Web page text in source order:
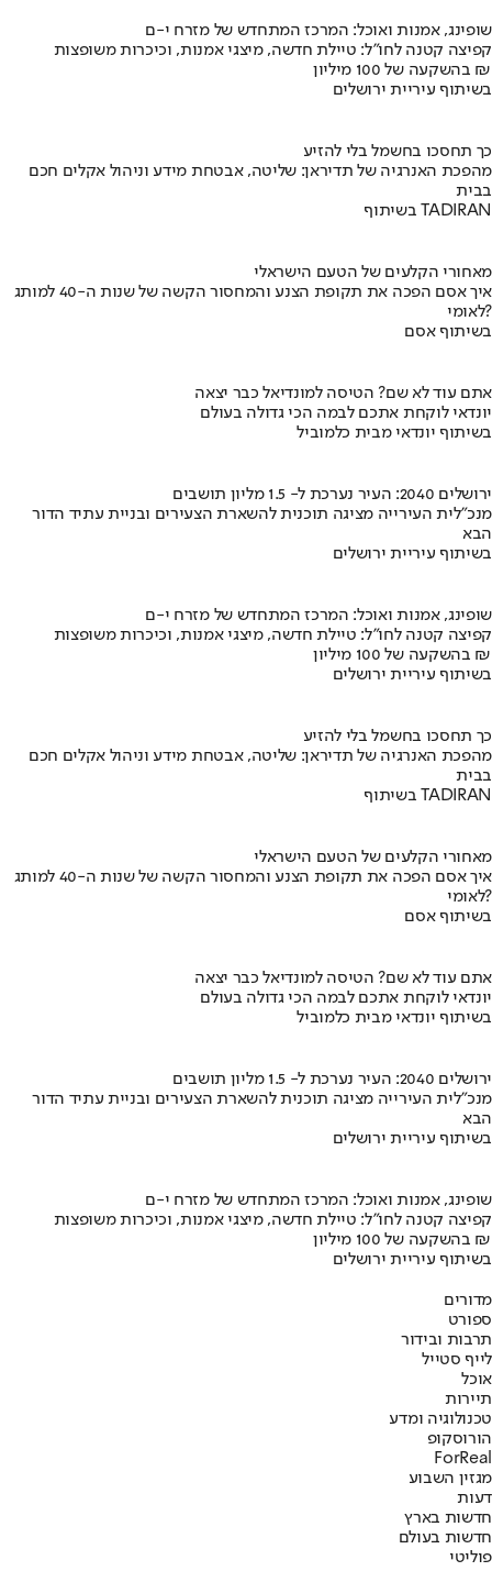
שופינג, אמנות ואוכל: המרכז המתחדש של מזרח י-ם
קפיצה קטנה לחו"ל: טיילת חדשה, מיצגי אמנות, וכיכרות משופצות
בהשקעה של 100 מיליון ₪
בשיתוף עיריית ירושלים
כך תחסכו בחשמל בלי להזיע
מהפכת האנרגיה של תדיראן: שליטה, אבטחת מידע וניהול אקלים חכם
בבית
בשיתוף TADIRAN
מאחורי הקלעים של הטעם הישראלי
איך אסם הפכה את תקופת הצנע והמחסור הקשה של שנות ה-40 למותג
לאומי?
בשיתוף אסם
אתם עוד לא שם? הטיסה למונדיאל כבר יצאה
יונדאי לוקחת אתכם לבמה הכי גדולה בעולם
בשיתוף יונדאי מבית כלמוביל
ירושלים 2040: העיר נערכת ל- 1.5 מליון תושבים
מנכ"לית העירייה מציגה תוכנית להשארת הצעירים ובניית עתיד הדור
הבא
בשיתוף עיריית ירושלים
שופינג, אמנות ואוכל: המרכז המתחדש של מזרח י-ם
קפיצה קטנה לחו"ל: טיילת חדשה, מיצגי אמנות, וכיכרות משופצות
בהשקעה של 100 מיליון ₪
בשיתוף עיריית ירושלים
כך תחסכו בחשמל בלי להזיע
מהפכת האנרגיה של תדיראן: שליטה, אבטחת מידע וניהול אקלים חכם
בבית
בשיתוף TADIRAN
מאחורי הקלעים של הטעם הישראלי
איך אסם הפכה את תקופת הצנע והמחסור הקשה של שנות ה-40 למותג
לאומי?
בשיתוף אסם
אתם עוד לא שם? הטיסה למונדיאל כבר יצאה
יונדאי לוקחת אתכם לבמה הכי גדולה בעולם
בשיתוף יונדאי מבית כלמוביל
ירושלים 2040: העיר נערכת ל- 1.5 מליון תושבים
מנכ"לית העירייה מציגה תוכנית להשארת הצעירים ובניית עתיד הדור
הבא
בשיתוף עיריית ירושלים
שופינג, אמנות ואוכל: המרכז המתחדש של מזרח י-ם
קפיצה קטנה לחו"ל: טיילת חדשה, מיצגי אמנות, וכיכרות משופצות
בהשקעה של 100 מיליון ₪
בשיתוף עיריית ירושלים
מדורים
ספורט
תרבות ובידור
לייף סטייל
אוכל
תיירות
טכנולוגיה ומדע
הורוסקופ
ForReal
מגזין השבוע
דעות
חדשות בארץ
חדשות בעולם
פוליטי